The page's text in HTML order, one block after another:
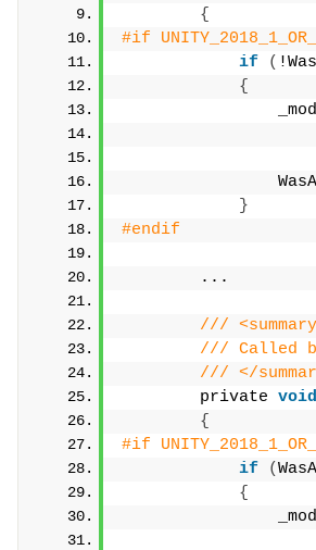
{
#if
if
(
{
}
#endif
        ...
///
/// Called
/// </
        private
void
{
#if
if
(
{